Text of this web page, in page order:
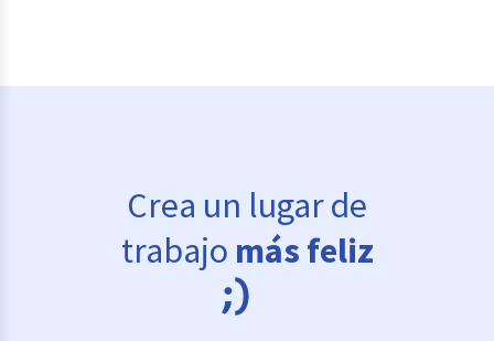
Crea un lugar de
trabajo más feliz